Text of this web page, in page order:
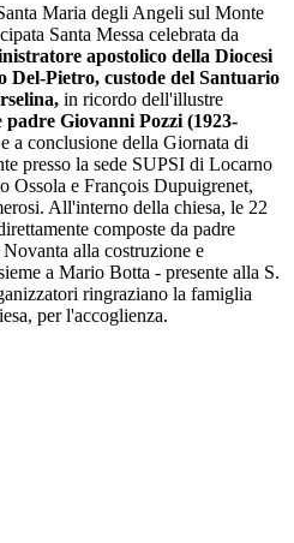
Maria degli Angeli sul Monte
Santa Messa celebrata da
apostolico della Diocesi
Del-Pietro, custode del Santuario
in ricordo dell'illustre
padre Giovanni Pozzi (1923-
a conclusione della Giornata di
presso la sede SUPSI di Locarno
Ossola e François Dupuigrenet,
All'interno della chiesa, le 22
composte da padre
alla costruzione e
a Mario Botta - presente alla S.
ringraziano la famiglia
per l'accoglienza.